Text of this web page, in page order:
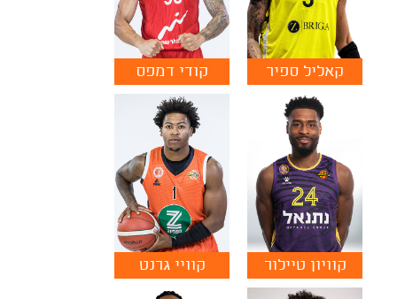
קאליל ספיר קודי דמפס
קוויון טיילור קוויי גרנט